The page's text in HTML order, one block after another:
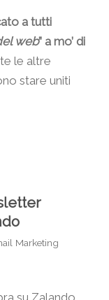
a tutti
web” a mo’ di
le altre
stare uniti
Marketing
su Zalando